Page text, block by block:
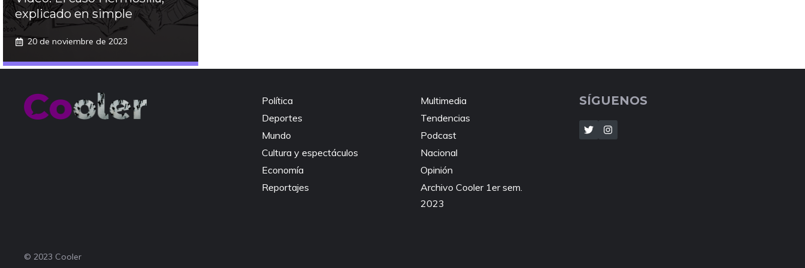
explicado en simple
20 de noviembre de 2023
Política
Deportes
Mundo
Cultura y espectáculos
Economía
Reportajes
Multimedia
Tendencias
Podcast
Nacional
Opinión
Archivo Cooler 1er sem.
2023
SÍGUENOS
© 2023 Cooler